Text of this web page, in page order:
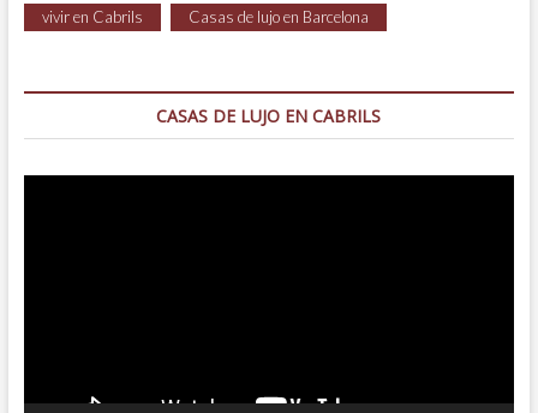
vivir en Cabrils Casas de lujo en Barcelona
CASAS DE LUJO EN CABRILS